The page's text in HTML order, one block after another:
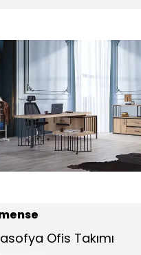
Ofis Takımı